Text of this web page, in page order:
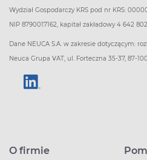
Wydział Gospodarczy KRS pod nr KRS:
NIP 8790017162, kapitał zakładowy 4 642
Dane NEUCA S.A. w zakresie dotyczącym:
Neuca Grupa VAT, ul. Forteczna 35-37, 87-
O firmie